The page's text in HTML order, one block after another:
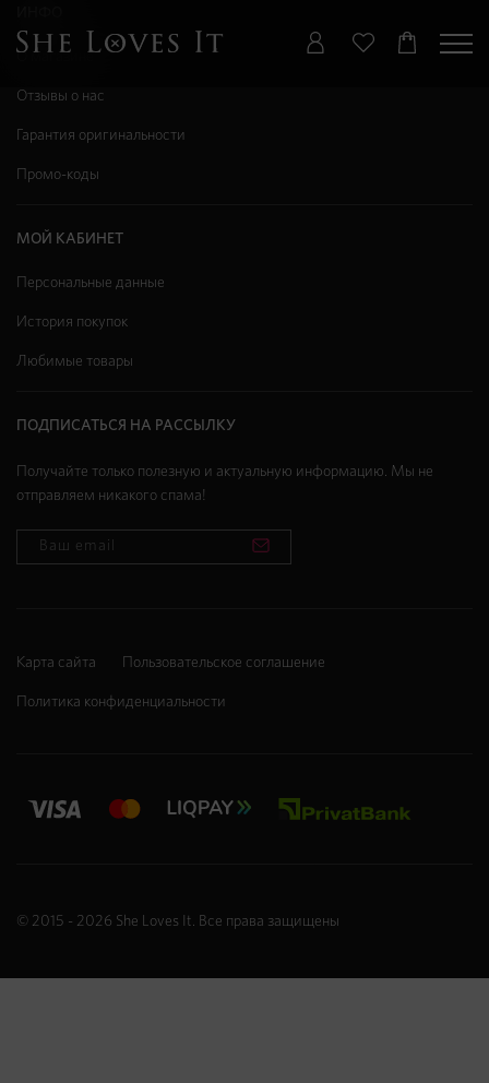
О магазине
Отзывы о нас
Гарантия оригинальности
Промо-коды
МОЙ КАБИНЕТ
Персональные данные
История покупок
Любимые товары
ПОДПИСАТЬСЯ НА РАССЫЛКУ
Получайте только полезную и актуальную информацию. Мы не
отправляем никакого спама!
© 2015 - 2026 She Loves It . Все права защищены
Карта сайта Пользовательское соглашение
Политика конфиденциальности